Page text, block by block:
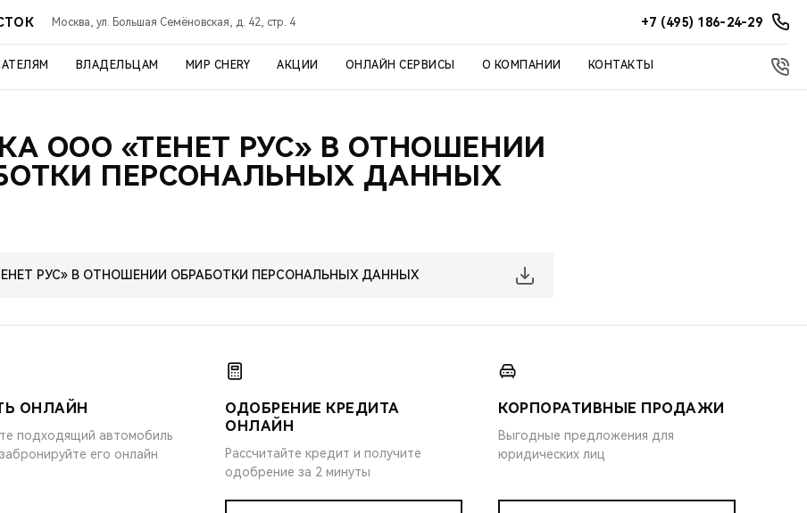
Москва, ул. Большая Семёновская, д. 42, стр. 4 +7 (495) 186-24-29
ВЛАДЕЛЬЦАМ МИР CHERY АКЦИИ ОНЛАЙН СЕРВИСЫ О КОМПАНИИ КОНТАКТЫ
ООО «ТЕНЕТ РУС» В ОТНОШЕНИИ
ПЕРСОНАЛЬНЫХ ДАННЫХ
РУС» В ОТНОШЕНИИ ОБРАБОТКИ ПЕРСОНАЛЬНЫХ ДАННЫХ
ОНЛАЙН
подходящий автомобиль
его онлайн
ОДОБРЕНИЕ КРЕДИТА
ОНЛАЙН
Рассчитайте кредит и получите
одобрение за 2 минуты
КОРПОРАТИВНЫЕ ПРОДАЖИ
Выгодные предложения для
юридических лиц